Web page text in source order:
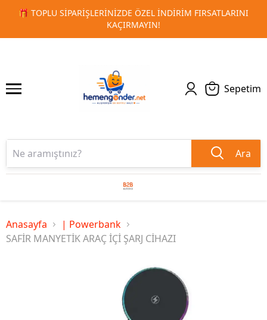
🚀 KURUMSAL PROMOSYON VE MATBAA
1 2
Sepetim
Ara
Anasayfa
| Powerbank
SAFİR MANYETİK ARAÇ İÇİ ŞARJ CİHAZI